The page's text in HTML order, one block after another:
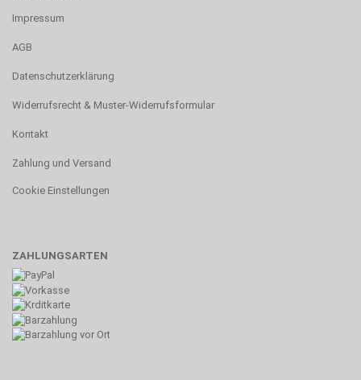
Impressum
AGB
Datenschutzerklärung
Widerrufsrecht & Muster-Widerrufsformular
Kontakt
Zahlung und Versand
Cookie Einstellungen
ZAHLUNGSARTEN